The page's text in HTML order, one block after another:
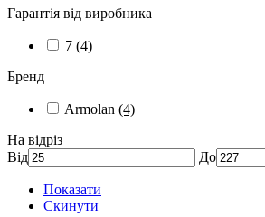
Гарантія від виробника
7 (4)
Бренд
Armolan (4)
На відріз
Від
До
Показати
Скинути